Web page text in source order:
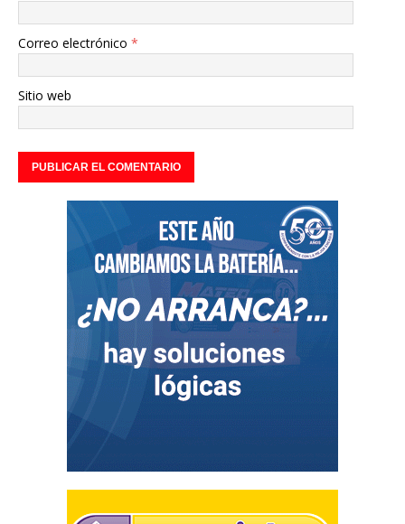
Correo electrónico *
Sitio web